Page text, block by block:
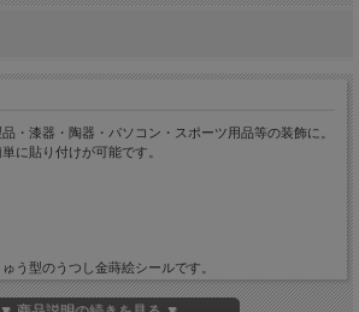
・漆器・陶器・パソコン・スポーツ用品等の装飾に。
に貼り付けが可能です。
う型のうつし金蒔絵シールです。
」「はくりゅう」「けんりゅう」の4隻の艦名・艦番
すので、好きに切り貼りして楽しめます。